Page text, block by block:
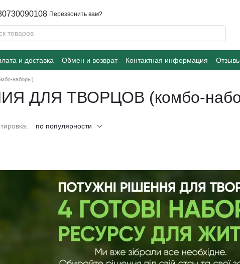
Перезвонить вам?
и доставка Обмен и возврат Контактная информация
вопросы
наборы)
ДЛЯ ТВОРЦОВ (комбо-
по популярности